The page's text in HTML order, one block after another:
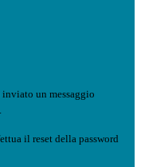
inviato un messaggio
il reset della password